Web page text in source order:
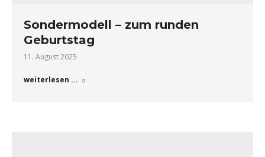
Sondermodell – zum runden
Geburtstag
11. August 2025
weiterlesen ...